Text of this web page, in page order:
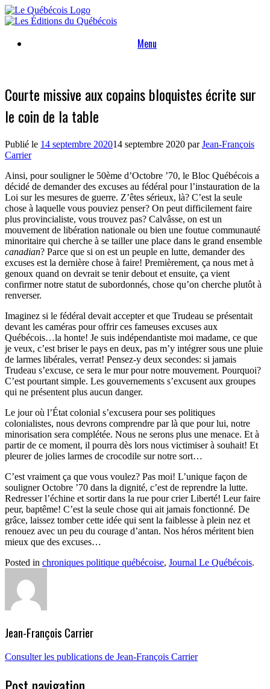
Skip
to
Menu
Courte missive aux copains bloquistes écrite sur
le coin de la table
Publié le 14 septembre 202014 septembre 2020 parJean-François
Carrier
Ainsi, pour souligner le 50ème d’Octobre ’70, le Bloc Québécois a
décidé de demander des excuses au fédéral pour l’instauration de la
Loi sur les mesures de guerre. Z’êtes sérieux, là? C’est la seule
chose à laquelle vous pouviez penser? On peut difficilement faire
plus provincialiste, vous trouvez pas? Calvâsse, on est un
mouvement de libération nationale ou bien une foutue communauté
minoritaire qui cherche à se tailler une place dans le grand ensemble
canadian? Parce que si on est un peuple en lutte, demander des
excuses est la dernière chose à faire! Premièrement, ça nous met à
genoux quand on devrait se tenir debout et ensuite, ça vient
confirmer notre statut de subordonnés, chose qu’on cherche plutôt à
renverser.
Imaginez si le fédéral devait accepter et que Trudeau se présentait
devant les caméras pour offrir ces fameuses excuses aux
Québécois…la honte! Je suis indépendantiste moi madame, ce que
je veux, c’est briser le pays en deux, pas m’y intégrer sous une pluie
de larmes libérales, verrat! Pensez-y deux secondes: si jamais
Trudeau s’excuse, ce sera le mur pour notre mouvement. Pourquoi?
C’est pourtant simple. Les gouvernements s’excusent aux groupes
qui ne présentent plus aucun danger.
Le jour où l’État colonial s’excusera pour ses politiques
colonialistes, nous devrons comprendre par là que pour lui, notre
minorisation sera complétée. Nous ne serons plus une menace. Et à
partir de ce moment, il pourra dès lors nous victimiser à souhait! Et
pleurer de jolies larmes de crocodile sur notre sort…
C’est vraiment ça que vous voulez? Pas moi! L’unique façon de
souligner Octobre ’70 dans la dignité, c’est de reprendre la lutte.
Redresser l’échine et sortir dans la rue pour crier Liberté! Leur faire
peur, baptême! C’est la seule chose qui ait jamais fonctionné. De
grâce, laissez tomber cette idée qui sent la faiblesse à plein nez et
renouez avec un peu du courage d’antan. Nos héros méritent bien
mieux que des excuses…
Posted in chroniques politique québécoise, Journal Le Québécois.
Jean-François Carrier
Consulter les publications de Jean-François Carrier